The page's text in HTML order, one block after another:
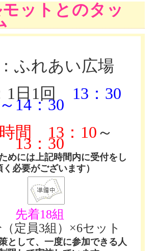
ットとのタッ
ふれあい広場
1日1回
13：30
14：30
間
13：10～
13：30
めには上記時間内に受付をし
く必要がございます）
先着18組
（定員3組）×6セット
として、一度に参加できる人